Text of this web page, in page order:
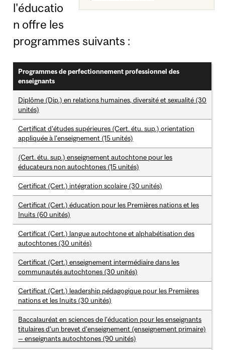
l'éducatio
n offre les
programmes suivants :
Programmes de perfectionnement professionnel des
enseignants
Diplôme (Dip.) en relations humaines, diversité et sexualité (30
unités)
Certificat d'études supérieures (Cert. étu. sup.) orientation
appliquée à l'enseignement (15 unités)
(Cert. étu. sup.) enseignement autochtone pour les
éducateurs non autochtones (15 unités)
Certificat (Cert.) intégration scolaire (30 unités)
Certificat (Cert.) éducation pour les Premières nations et les
Inuits (60 unités)
Certificat (Cert.) langue autochtone et alphabétisation des
autochtones (30 unités)
Certificat (Cert.) enseignement intermédiaire dans les
communautés autochtones (30 unités)
Certificat (Cert.) leadership pédagogique pour les Premières
nations et les Inuits (30 unités)
Baccalauréat en sciences de l'éducation pour les enseignants
titulaires d’un brevet d’enseignement (enseignement primaire)
— enseignants autochtones (90 unités)